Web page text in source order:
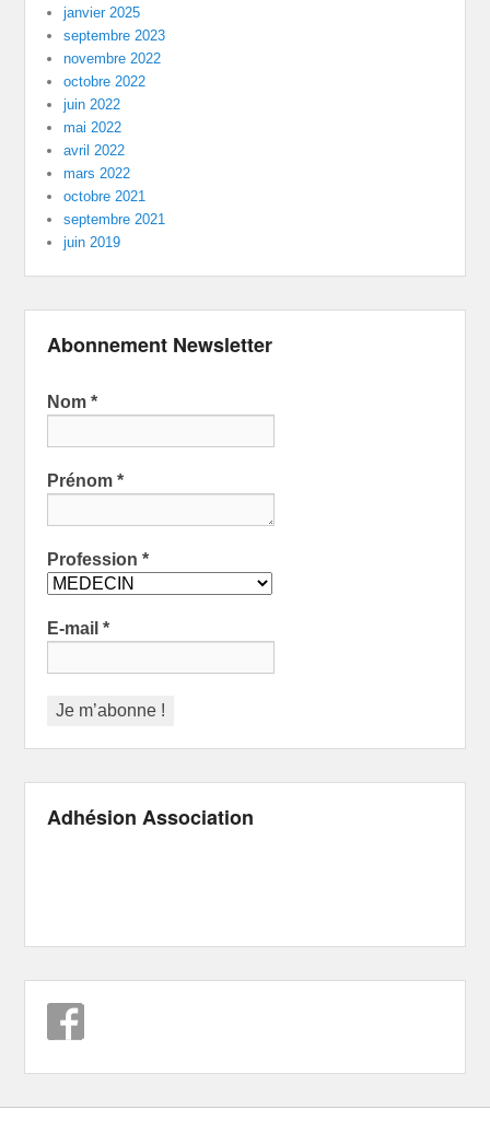
janvier 2025
septembre 2023
novembre 2022
octobre 2022
juin 2022
mai 2022
avril 2022
mars 2022
octobre 2021
septembre 2021
juin 2019
Abonnement Newsletter
Nom*
Prénom*
Profession*
E-mail*
Adhésion Association